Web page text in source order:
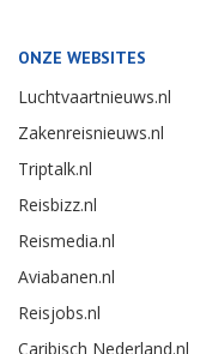
ONZE WEBSITES
Luchtvaartnieuws.nl
Zakenreisnieuws.nl
Triptalk.nl
Reisbizz.nl
Reismedia.nl
Aviabanen.nl
Reisjobs.nl
Caribisch Nederland.nl